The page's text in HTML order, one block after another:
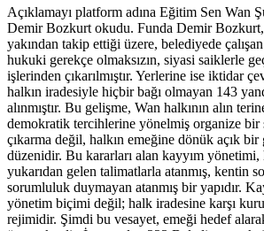
Açıklamayı platform adına Eğitim Sen Wan
Demir Bozkurt okudu. Funda Demir
yakından takip ettiği üzere, belediyede
hukuki gerekçe olmaksızın, siyasi saiklerle
işlerinden çıkarılmıştır. Yerlerine ise iktidar
halkın iradesiyle hiçbir bağı olmayan 143
alınmıştır. Bu gelişme, Wan halkının alın
demokratik tercihlerine yönelmiş organize bir
çıkarma değil, halkın emeğine dönük açık
düzenidir. Bu kararları alan kayyım
yukarıdan gelen talimatlarla atanmış, kentin
sorumluluk duymayan atanmış bir yapıdır.
yönetim biçimi değil; halk iradesine karşı
rejimidir. Şimdi bu vesayet, emeği hedef